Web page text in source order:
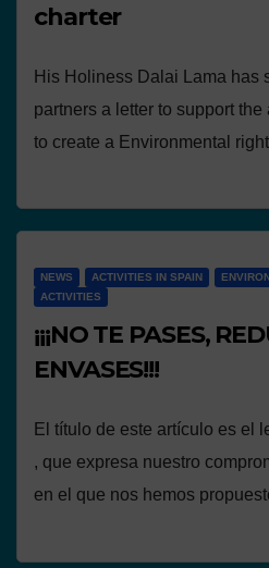
charter
His Holiness Dalai Lama has
partners a letter to support
to create a Environmental
NEWS ACTIVITIES IN SPAIN
ACTIVITIES
¡¡¡NO TE PASES,
ENVASES!!!
El título de este artículo es el
, que expresa nuestro
en el que nos hemos